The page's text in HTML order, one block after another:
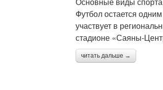
Футбол остается
участвует в
стадионе «Саяны-
читать дальше →